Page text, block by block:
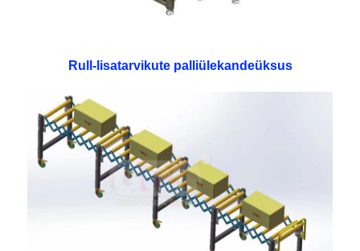
Rull-lisatarvikute palliülekandeüksus